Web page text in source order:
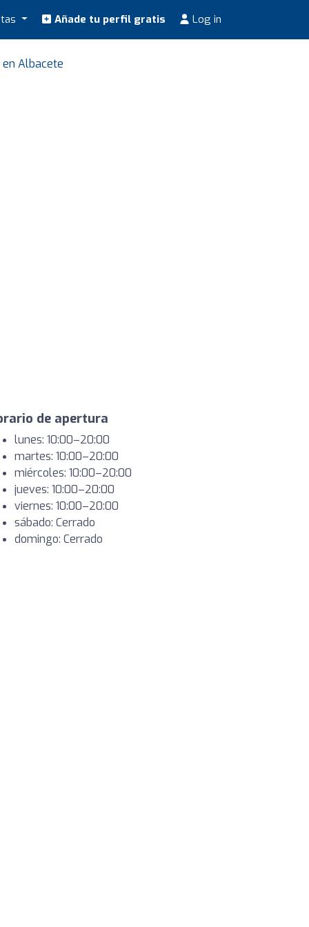
Añade tu perfil gratis Log in
Albacete
de apertura
lunes: 10:00–20:00
martes: 10:00–20:00
miércoles: 10:00–20:00
jueves: 10:00–20:00
viernes: 10:00–20:00
sábado: Cerrado
domingo: Cerrado